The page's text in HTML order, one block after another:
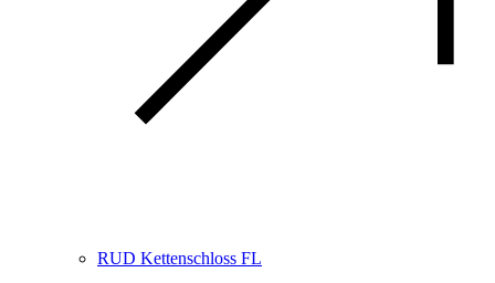
RUD Kettenschloss FL